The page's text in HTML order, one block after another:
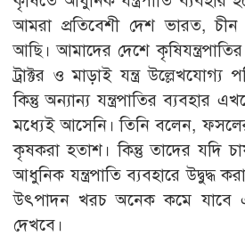
আমরা প্রতিবেশী দেশ ভারত,
আছি। আমাদের দেশে
ট্রাক্টর ও মাড়াই যন্ত্র উল্লেখযোগ্য
কিন্তু অন্যান্য যন্ত্রপাতির ব্যবহার
মধ্যেই আসেনি। তিনি বলেন,
কৃষকরা হতাশ। কিন্তু তাদের যদি
আধুনিক যন্ত্রপাতি ব্যবহারে উদ্বুদ্ধ
উৎপাদন খরচ অনেক কমে যাবে
দেখবে।